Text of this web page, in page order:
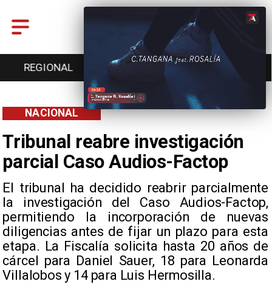
REGIONAL ENTRETENCIÓN DEPORTES
Tribunal reabre investigación
parcial Caso Audios-Factop
El tribunal ha decidido reabrir parcialmente
la investigación del Caso Audios-Factop,
permitiendo la incorporación de nuevas
diligencias antes de fijar un plazo para esta
etapa. La Fiscalía solicita hasta 20 años de
cárcel para Daniel Sauer, 18 para Leonarda
Villalobos y 14 para Luis Hermosilla.
NACIONAL